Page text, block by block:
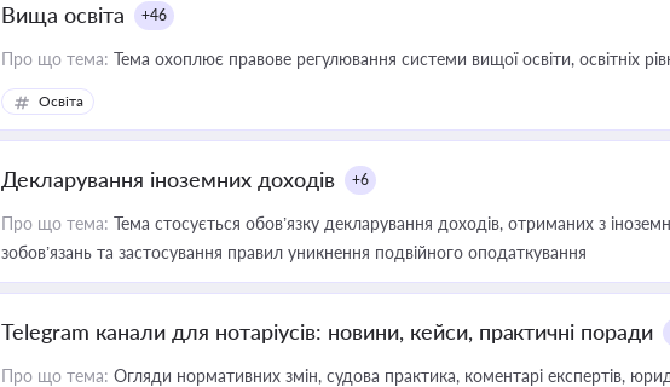
Вища освіта +46
Про що тема: Тема охоплює правове регулювання системи вищої освіти, освітніх
Освіта
Декларування іноземних доходів +6
Про що тема: Тема стосується обов’язку декларування доходів, отриманих з
зобов’язань та застосування правил уникнення подвійного оподаткування
Telegram канали для нотаріусів: новини, кейси, практичні поради
Про що тема: Огляди нормативних змін, судова практика, коментарі експертів,